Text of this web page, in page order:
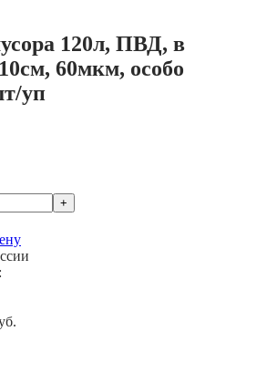
120л, ПВД, в
60мкм, особо
уп
+